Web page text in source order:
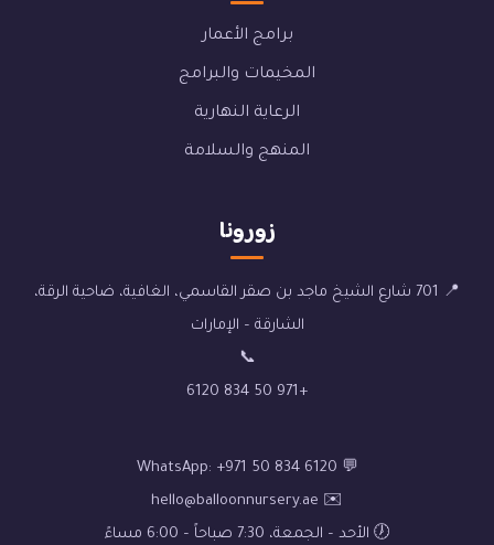
برامج الأعمار
المخيمات والبرامج
الرعاية النهارية
المنهج والسلامة
زورونا
📍 701 شارع الشيخ ماجد بن صقر القاسمي، الغافية، ضاحية الرقة،
الشارقة – الإمارات
📞
+971 50 834 6120
💬 WhatsApp: +971 50 834 6120
✉️ hello@balloonnursery.ae
🕖 الأحد – الجمعة، 7:30 صباحاً – 6:00 مساءً